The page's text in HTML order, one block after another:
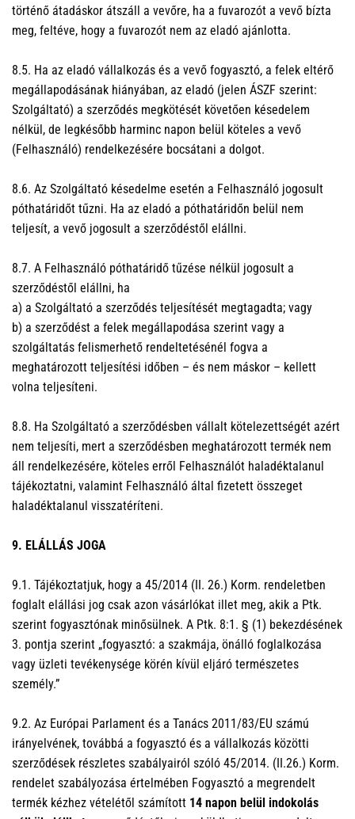
történő átadáskor átszáll a vevőre, ha a fuvarozót a vevő bízta
meg, feltéve, hogy a fuvarozót nem az eladó ajánlotta.
8.5. Ha az eladó vállalkozás és a vevő fogyasztó, a felek eltérő
megállapodásának hiányában, az eladó (jelen ÁSZF szerint:
Szolgáltató) a szerződés megkötését követően késedelem
nélkül, de legkésőbb harminc napon belül köteles a vevő
(Felhasználó) rendelkezésére bocsátani a dolgot.
8.6. Az Szolgáltató késedelme esetén a Felhasználó jogosult
póthatáridőt tűzni. Ha az eladó a póthatáridőn belül nem
teljesít, a vevő jogosult a szerződéstől elállni.
8.7. A Felhasználó póthatáridő tűzése nélkül jogosult a
szerződéstől elállni, ha
a) a Szolgáltató a szerződés teljesítését megtagadta; vagy
b) a szerződést a felek megállapodása szerint vagy a
szolgáltatás felismerhető rendeltetésénél fogva a
meghatározott teljesítési időben – és nem máskor – kellett
volna teljesíteni.
8.8. Ha Szolgáltató a szerződésben vállalt kötelezettségét azért
nem teljesíti, mert a szerződésben meghatározott termék nem
áll rendelkezésére, köteles erről Felhasználót haladéktalanul
tájékoztatni, valamint Felhasználó által fizetett összeget
haladéktalanul visszatéríteni.
9. ELÁLLÁS JOGA
9.1. Tájékoztatjuk, hogy a 45/2014 (II. 26.) Korm. rendeletben
foglalt elállási jog csak azon vásárlókat illet meg, akik a Ptk.
szerint fogyasztónak minősülnek. A Ptk. 8:1. § (1) bekezdésének
3. pontja szerint „fogyasztó: a szakmája, önálló foglalkozása
vagy üzleti tevékenysége körén kívül eljáró természetes
személy.”
9.2. Az Európai Parlament és a Tanács 2011/83/EU számú
irányelvének, továbbá a fogyasztó és a vállalkozás közötti
szerződések részletes szabályairól szóló 45/2014. (II.26.) Korm.
rendelet szabályozása értelmében Fogyasztó a megrendelt
termék kézhez vételétől számított 14 napon belül indokolás